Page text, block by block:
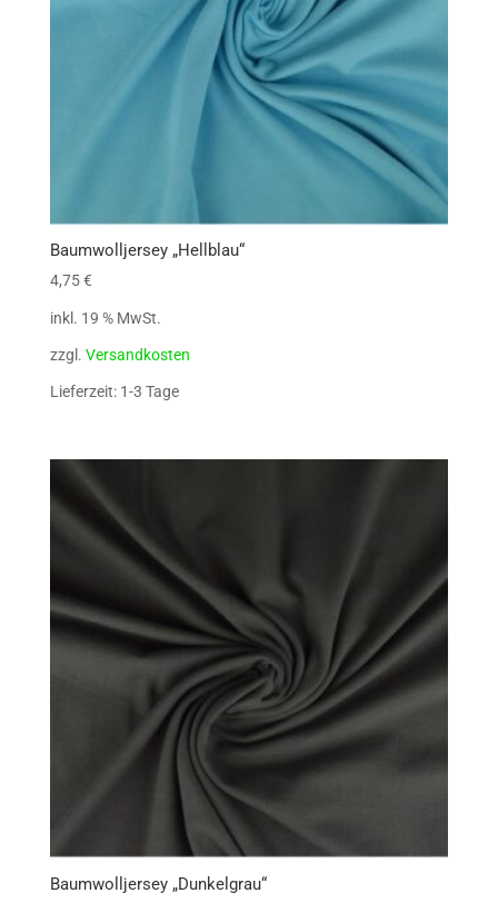
Baumwolljersey „Hellblau“
4,75€
inkl. 19 % MwSt.
zzgl. Versandkosten
Lieferzeit: 1-3 Tage
Baumwolljersey „Dunkelgrau“